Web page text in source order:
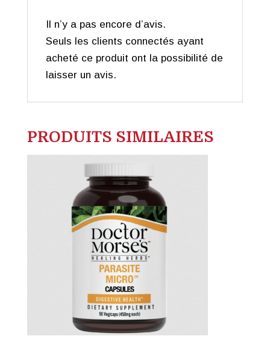
Il n’y a pas encore d’avis.
Seuls les clients connectés ayant
acheté ce produit ont la possibilité de
laisser un avis.
PRODUITS SIMILAIRES